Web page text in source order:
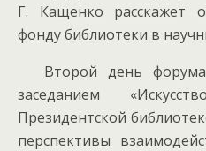
Г. Кащенко расскажет
фонду библиотеки в
Второй день
заседанием
Президентской
перспективы